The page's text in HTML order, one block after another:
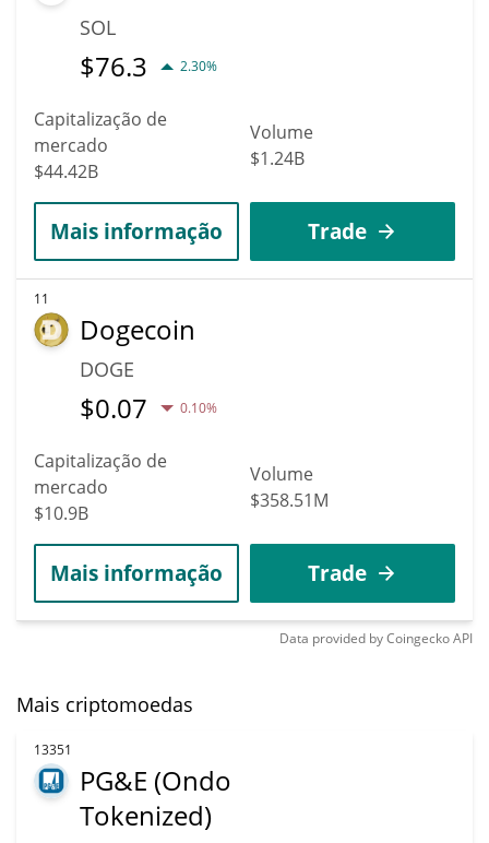
SOL
$76.3 2.30%
Capitalização de
mercado
$44.42B
Volume
$1.24B
Mais informação Trade
11
Dogecoin
DOGE
$0.07 0.10%
Capitalização de
mercado
$10.9B
Volume
$358.51M
Mais informação Trade
Data provided byCoingeckoAPI
Mais criptomoedas
13351
PG&E (Ondo
Tokenized)